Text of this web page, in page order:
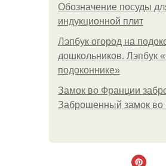
Обозначение посуды
индукционной плит
Лэпбук огород на
дошкольников. Лэпбук
подоконнике»
Замок во Франции
Заброшенный замок во